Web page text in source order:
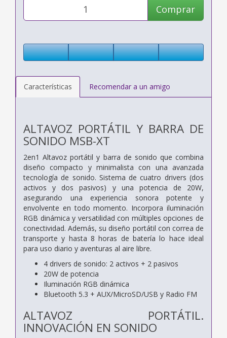
Comprar
Características Recomendar a un amigo
ALTAVOZ PORTÁTIL Y BARRA DE
SONIDO MSB-XT
2en1 Altavoz portátil y barra de sonido que combina
diseño compacto y minimalista con una avanzada
tecnología de sonido. Sistema de cuatro drivers (dos
activos y dos pasivos) y una potencia de 20W,
asegurando una experiencia sonora potente y
envolvente en todo momento. Incorpora iluminación
RGB dinámica y versatilidad con múltiples opciones de
conectividad. Además, su diseño portátil con correa de
transporte y hasta 8 horas de batería lo hace ideal
para uso diario y aventuras al aire libre.
4 drivers de sonido: 2 activos + 2 pasivos
20W de potencia
Iluminación RGB dinámica
Bluetooth 5.3 + AUX/MicroSD/USB y Radio FM
ALTAVOZ PORTÁTIL.
INNOVACIÓN EN SONIDO